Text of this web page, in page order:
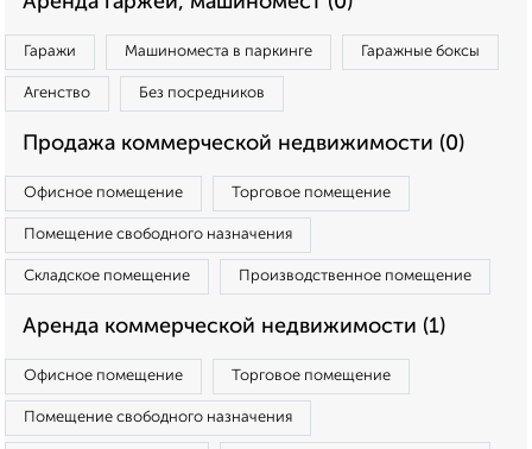
Гаражи Машиноместа в паркинге Гаражные боксы
Агенство Без посредников
Продажа коммерческой недвижимости (0)
Офисное помещение Торговое помещение
Помещение свободного назначения
Складское помещение Производственное помещение
Аренда коммерческой недвижимости (1)
Офисное помещение Торговое помещение
Помещение свободного назначения